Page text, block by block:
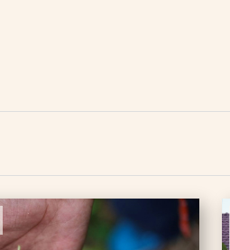
Cycle de rencontres
Expositions
Œuvre collective/participative
Parcours en autonomie